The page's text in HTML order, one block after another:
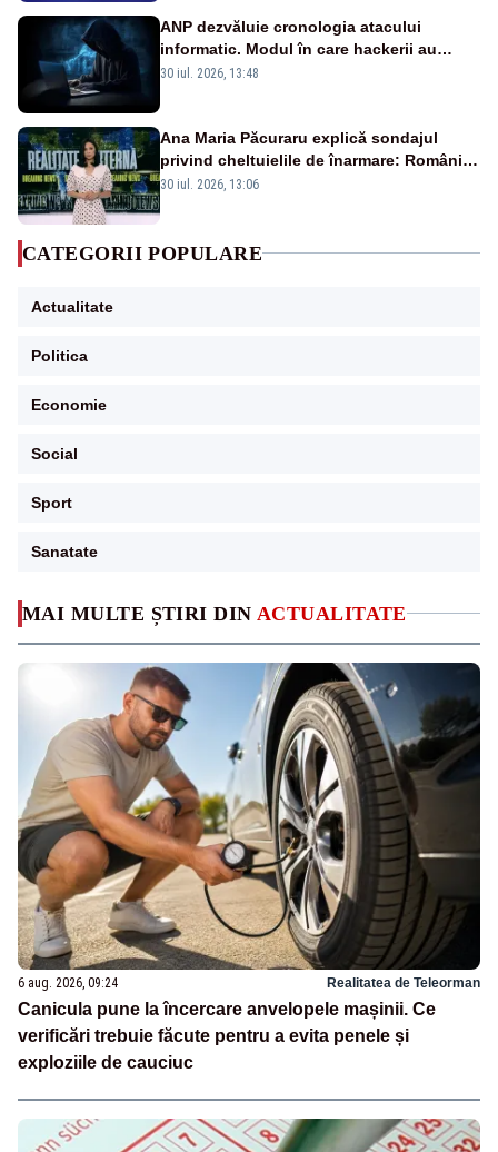
MAI MULTE ȘTIRI DIN ACTUALITATE
6 aug. 2026, 09:24 Realitatea de Teleorman
Canicula pune la încercare anvelopele mașinii. Ce
verificări trebuie făcute pentru a evita penele și
exploziile de cauciuc
ANP dezvăluie cronologia atacului
informatic. Modul în care hackerii au
pătruns în rețea rămâne necunoscut
30 iul. 2026, 13:48
Ana Maria Păcuraru explică sondajul
privind cheltuielile de înarmare: Românii
cer transparență în achiziții și un echilibru
30 iul. 2026, 13:06
CATEGORII POPULARE
Actualitate
Politica
Economie
Social
Sport
Sanatate